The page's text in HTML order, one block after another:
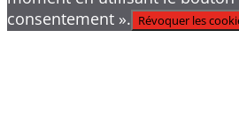
consentement ». Révoquer les